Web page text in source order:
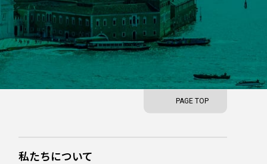
PAGE TOP
私たちについて